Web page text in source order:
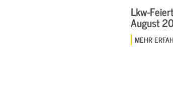
Lkw-
August
MEHR